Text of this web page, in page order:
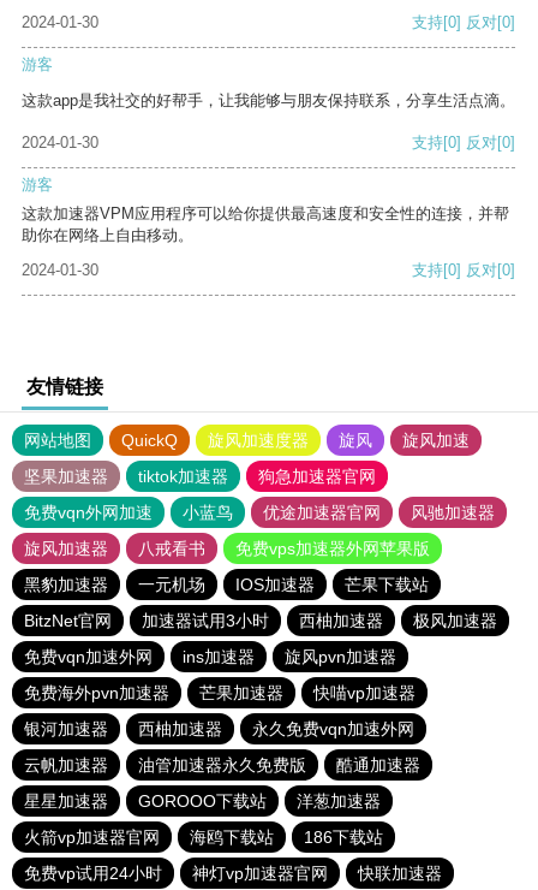
2024-01-30 支持[0] 反对[0]
游客
这款app是我社交的好帮手，让我能够与朋友保持联系，分享生活点滴。
2024-01-30 支持[0] 反对[0]
游客
这款加速器VPM应用程序可以给你提供最高速度和安全性的连接，并帮
助你在网络上自由移动。
2024-01-30
支持[0] 反对[0]
友情链接
网站地图 QuickQ 旋风加速度器 旋风
旋风加速
坚果加速器
tiktok加速器
狗急加速器官网
免费vqn外网加速
小蓝鸟 优途加速器官网
风驰加速器
旋风加速器
八戒看书
免费vps加速器外网苹果版
黑豹加速器
一元机场 IOS加速器
芒果下载站
BitzNet官网
加速器试用3小时 西柚加速器
极风加速器
免费vqn加速外网
ins加速器
旋风pvn加速器
免费海外pvn加速器
芒果加速器
快喵vp加速器
银河加速器
西柚加速器
永久免费vqn加速外网
云帆加速器
油管加速器永久免费版
酷通加速器
星星加速器
GOROOO下载站
洋葱加速器
火箭vp加速器官网
海鸥下载站
186下载站
免费vp试用24小时
神灯vp加速器官网 快联加速器